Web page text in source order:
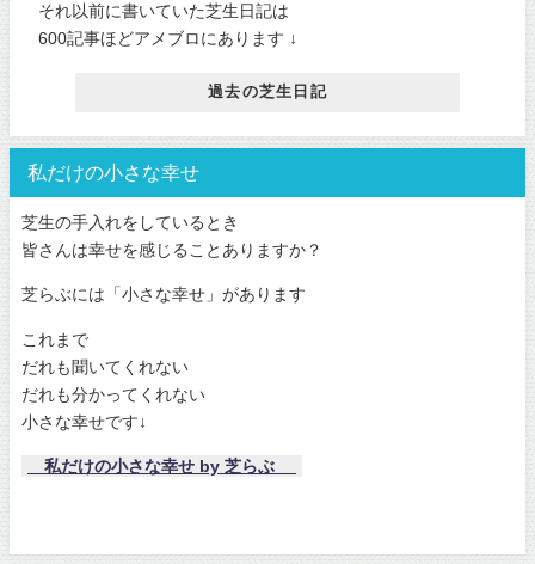
それ以前に書いていた芝生日記は
600記事ほどアメブロにあります ↓
過去の芝生日記
私だけの小さな幸せ
芝生の手入れをしているとき
皆さんは幸せを感じることありますか？
芝らぶには「小さな幸せ」があります
これまで
だれも聞いてくれない
だれも分かってくれない
小さな幸せです↓
私だけの小さな幸せ by 芝らぶ